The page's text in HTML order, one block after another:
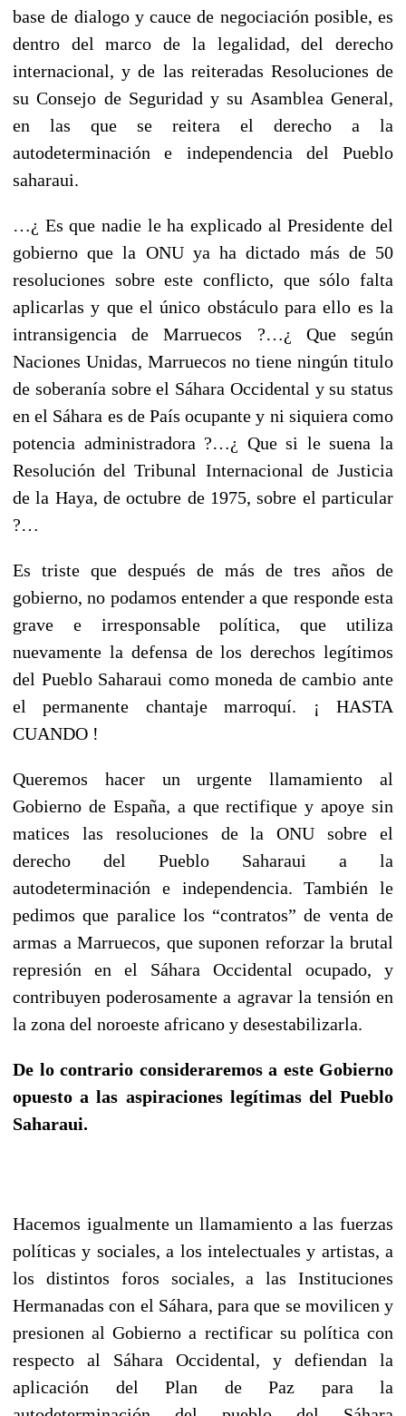
base de dialogo y cauce de negociación posible, es
dentro del marco de la legalidad, del derecho
internacional, y de las reiteradas Resoluciones de
su Consejo de Seguridad y su Asamblea General,
en las que se reitera el derecho a la
autodeterminación e independencia del Pueblo
saharaui.
…¿ Es que nadie le ha explicado al Presidente del
gobierno que la ONU ya ha dictado más de 50
resoluciones sobre este conflicto, que sólo falta
aplicarlas y que el único obstáculo para ello es la
intransigencia de Marruecos ?…¿ Que según
Naciones Unidas, Marruecos no tiene ningún titulo
de soberanía sobre el Sáhara Occidental y su status
en el Sáhara es de País ocupante y ni siquiera como
potencia administradora ?…¿ Que si le suena la
Resolución del Tribunal Internacional de Justicia
de la Haya, de octubre de 1975, sobre el particular
?…
Es triste que después de más de tres años de
gobierno, no podamos entender a que responde esta
grave e irresponsable política, que utiliza
nuevamente la defensa de los derechos legítimos
del Pueblo Saharaui como moneda de cambio ante
el permanente chantaje marroquí. ¡ HASTA
CUANDO !
Queremos hacer un urgente llamamiento al
Gobierno de España, a que rectifique y apoye sin
matices las resoluciones de la ONU sobre el
derecho del Pueblo Saharaui a la
autodeterminación e independencia. También le
pedimos que paralice los “contratos” de venta de
armas a Marruecos, que suponen reforzar la brutal
represión en el Sáhara Occidental ocupado, y
contribuyen poderosamente a agravar la tensión en
la zona del noroeste africano y desestabilizarla.
De lo contrario consideraremos a este Gobierno
opuesto a las aspiraciones legítimas del Pueblo
Saharaui.
Hacemos igualmente un llamamiento a las fuerzas
políticas y sociales, a los intelectuales y artistas, a
los distintos foros sociales, a las Instituciones
Hermanadas con el Sáhara, para que se movilicen y
presionen al Gobierno a rectificar su política con
respecto al Sáhara Occidental, y defiendan la
aplicación del Plan de Paz para la